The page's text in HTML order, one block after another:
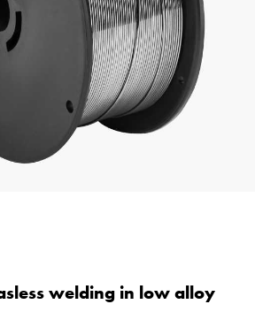
welding in low alloy